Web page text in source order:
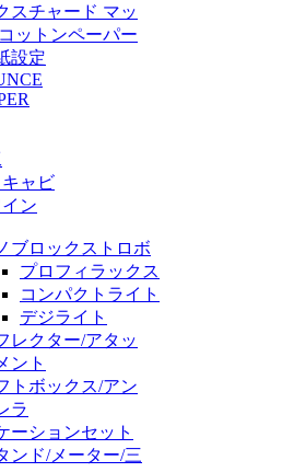
スチャード マッ
コットンペーパー
設定
キャビ
ン
ブロックストロボ
プロフィラックス
コンパクトライト
デジライト
レクター/アタッ
ント
トボックス/アン
ラ
ーションセット
ンド/メーター/三